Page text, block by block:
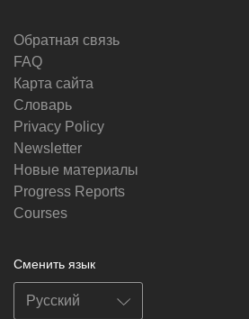
Обратная связь
FAQ
Карта сайта
Словарь
Privacy Policy
Newsletter
Новые материалы
Progress Reports
Courses
Сменить язык